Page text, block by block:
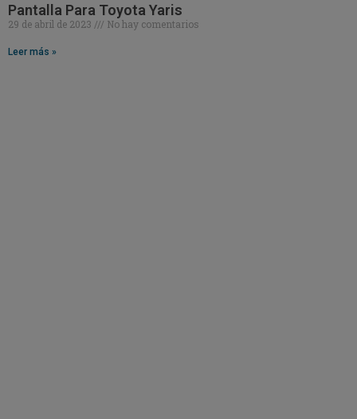
Pantalla Para Toyota Yaris
29 de abril de 2023 No hay comentarios
Leer más »